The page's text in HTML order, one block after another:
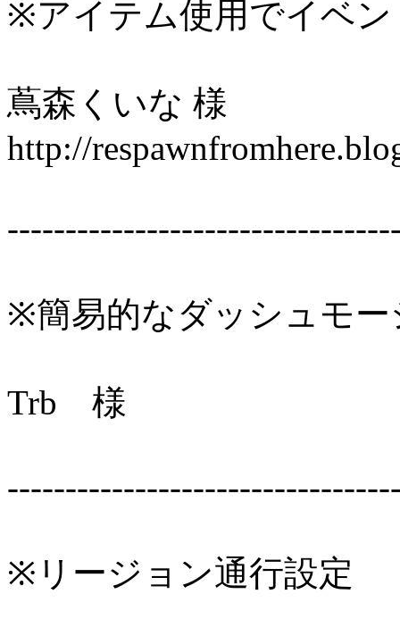
※アイテム使用でイベン
蔦森くいな 様
http://
※簡易的なダッシュモー
Trb 様
※リージョン通行設定